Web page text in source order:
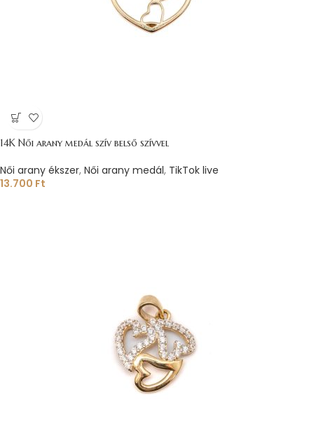
14K Női arany medál szív belső szívvel
Női arany ékszer, Női arany medál, TikTok live
13.700 Ft